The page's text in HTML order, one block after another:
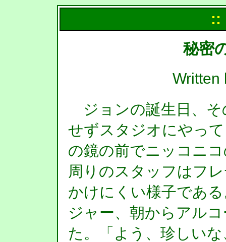
::
秘密
Written
ジョンの誕生日、そ
せずスタジオにやっ
の鏡の前でニッコニ
周りのスタッフはフ
かけにくい様子であ
ジャー、朝からアル
た。「よう、珍しい